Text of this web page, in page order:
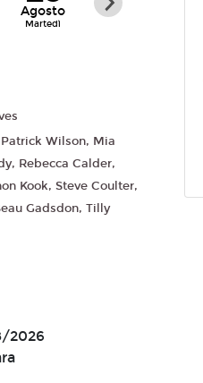
Agosto
Martedì
Wilson, Mia
Rebecca Calder,
Kook, Steve Coulter,
Gadsdon, Tilly
2026